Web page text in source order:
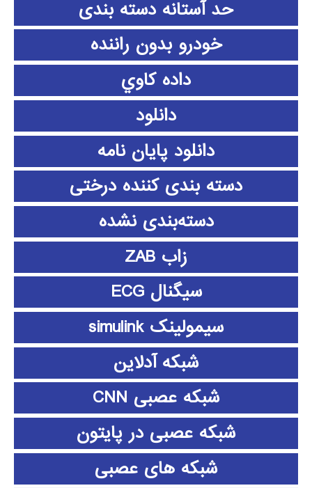
حد آستانه دسته بندی
خودرو بدون راننده
داده كاوي
دانلود
دانلود پايان نامه
دسته بندی کننده درختی
دسته‌بندی نشده
زاب ZAB
سیگنال ECG
سیمولینک simulink
شبکه آدلاین
شبکه عصبی CNN
شبکه عصبی در پایتون
شبکه های عصبی